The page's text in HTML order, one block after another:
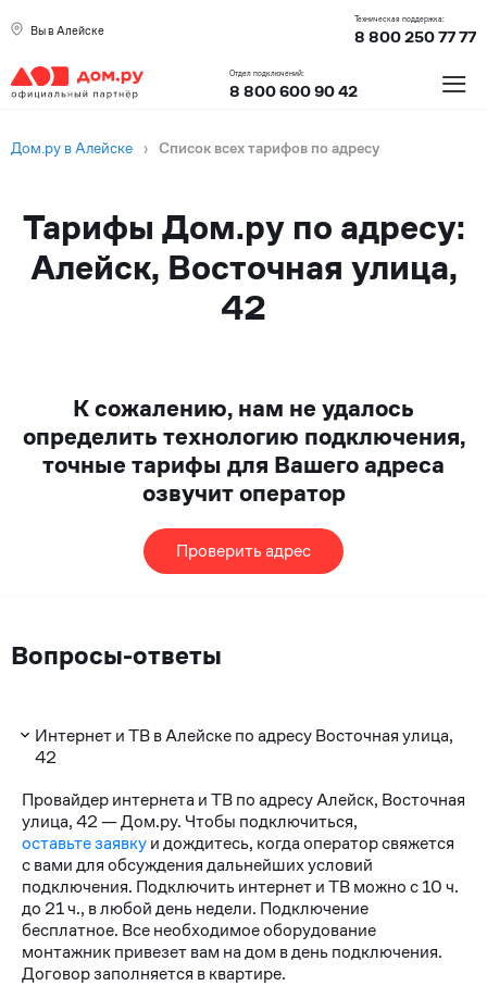
Вы в Алейске
Техническая поддержка:
8 800 250 77 77
Отдел подключений:
8 800 600 90 42 ≡
Дом.ру в Алейске › Список всех тарифов по адресу
Тарифы Дом.ру по адресу:
Алейск, Восточная улица,
42
К сожалению, нам не удалось
определить технологию подключения,
точные тарифы для Вашего адреса
озвучит оператор
Проверить адрес
Вопросы-ответы
Интернет и ТВ в Алейске по адресу Восточная улица,
42
Провайдер интернета и ТВ по адресу Алейск, Восточная
улица, 42 — Дом.ру. Чтобы подключиться,
оставьте заявкуи дождитесь, когда оператор свяжется
с вами для обсуждения дальнейших условий
подключения. Подключить интернет и ТВ можно с 10 ч.
до 21 ч., в любой день недели. Подключение
бесплатное. Все необходимое оборудование
монтажник привезет вам на дом в день подключения.
Договор заполняется в квартире.